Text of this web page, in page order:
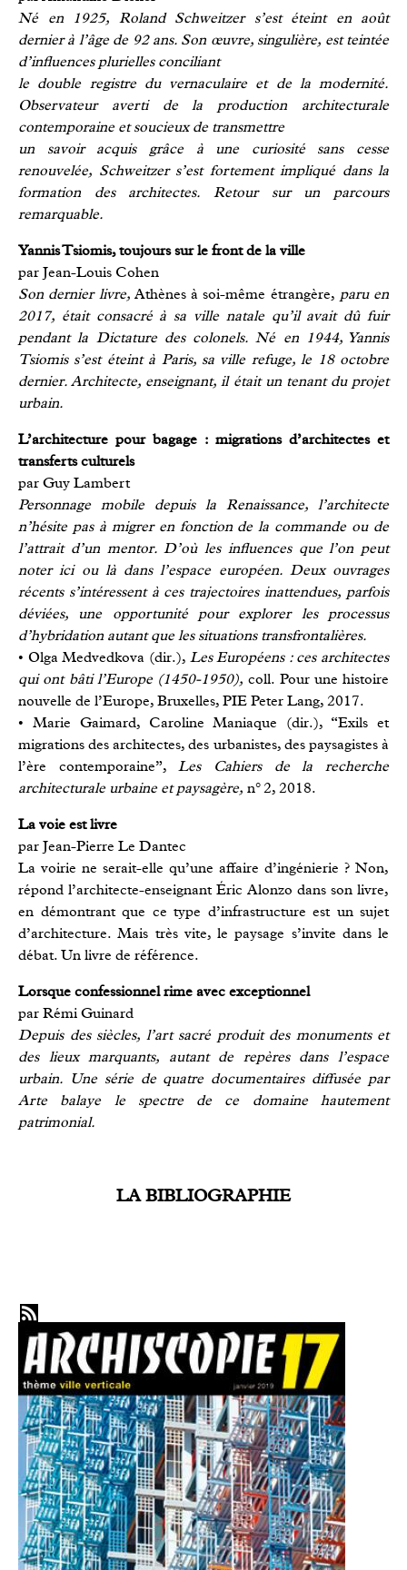
Né en 1925, Roland Schweitzer s’est éteint en août
dernier à l’âge de 92 ans. Son œuvre, singulière, est teintée
d’influences plurielles conciliant
le double registre du vernaculaire et de la modernité.
Observateur averti de la production architecturale
contemporaine et soucieux de transmettre
un savoir acquis grâce à une curiosité sans cesse
renouvelée, Schweitzer s’est fortement impliqué dans la
formation des architectes. Retour sur un parcours
remarquable.
Yannis Tsiomis, toujours sur le front de la ville
par Jean-Louis Cohen
Son dernier livre, Athènes à soi-même étrangère, paru en
2017, était consacré à sa ville natale qu’il avait dû fuir
pendant la Dictature des colonels. Né en 1944, Yannis
Tsiomis s’est éteint à Paris, sa ville refuge, le 18 octobre
dernier. Architecte, enseignant, il était un tenant du projet
urbain.
L’architecture pour bagage : migrations d’architectes et
transferts culturels
par Guy Lambert
Personnage mobile depuis la Renaissance, l’architecte
n’hésite pas à migrer en fonction de la commande ou de
l’attrait d’un mentor. D’où les influences que l’on peut
noter ici ou là dans l’espace européen. Deux ouvrages
récents s’intéressent à ces trajectoires inattendues, parfois
déviées, une opportunité pour explorer les processus
d’hybridation autant que les situations transfrontalières.
• Olga Medvedkova (dir.), Les Européens : ces architectes
qui ont bâti l’Europe (1450-1950), coll. Pour une histoire
nouvelle de l’Europe, Bruxelles, PIE Peter Lang, 2017.
• Marie Gaimard, Caroline Maniaque (dir.), “Exils et
migrations des architectes, des urbanistes, des paysagistes à
l’ère contemporaine”,
Les Cahiers de la recherche
architecturale urbaine et paysagère, n° 2, 2018.
La voie est livre
par Jean-Pierre Le Dantec
La voirie ne serait-elle qu’une affaire d’ingénierie ? Non,
répond l’architecte-enseignant Éric Alonzo dans son livre,
en démontrant que ce type d’infrastructure est un sujet
d’architecture. Mais très vite, le paysage s’invite dans le
débat. Un livre de référence.
Lorsque confessionnel rime avec exceptionnel
par Rémi Guinard
Depuis des siècles, l’art sacré produit des monuments et
des lieux marquants, autant de repères dans l’espace
urbain. Une série de quatre documentaires diffusée par
Arte balaye le spectre de ce domaine hautement
patrimonial.
LA BIBLIOGRAPHIE